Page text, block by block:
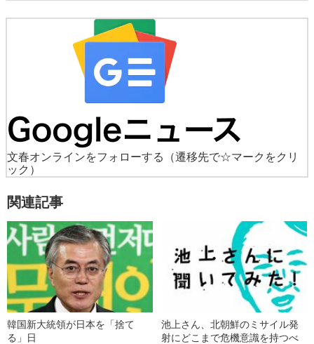
文春オンラインをフォローする
（遷移先で☆マークをクリ
ック）
関連記事
韓国新大統領が日本を「捨て
る」日
池上さん、北朝鮮のミサイル発
射にどこまで危機意識を持つべ